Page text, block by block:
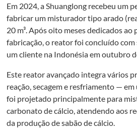
Em 2024, a Shuanglong recebeu um
fabricar um misturador tipo arado
20 m³. Após oito meses dedicados
fabricação, o reator foi concluído com
um cliente na Indonésia em outubro
Este reator avançado integra vários
reação, secagem e resfriamento —
foi projetado principalmente para
carbonato de cálcio, atendendo aos
da produção de sabão de cálcio.